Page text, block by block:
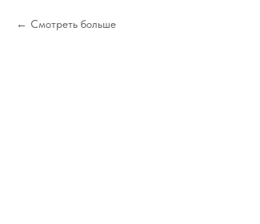
Смотреть больше